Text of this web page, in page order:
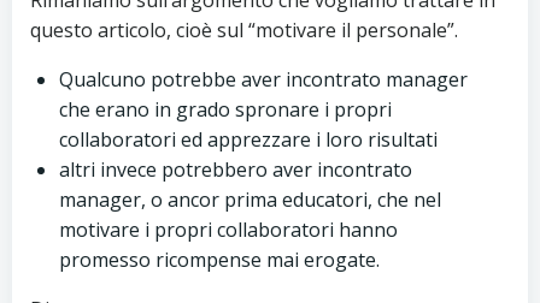
questo articolo, cioè sul “motivare il personale”.
Qualcuno potrebbe aver incontrato manager
che erano in grado spronare i propri
collaboratori ed apprezzare i loro risultati
altri invece potrebbero aver incontrato
manager, o ancor prima educatori, che nel
motivare i propri collaboratori hanno
promesso ricompense mai erogate.